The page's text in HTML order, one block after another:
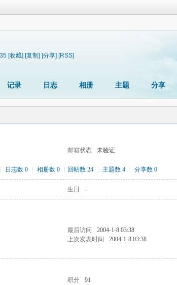
[收藏] [复制] [分享] [RSS]
记录 日志 相册 主题 分享
邮箱状态 未验证
日志数 0 相册数 0 回帖数 24 主题数 4 分享数 0
生日 -
最后访问
2004-1-8 03:38
上次发表时间
2004-1-8 03:38
积分
91